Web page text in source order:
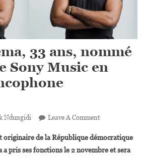
33 ans, nommé
Sony Music en
Ndungidi Leave A CommentOn
Adidiema,
33
originaire de la République démocratique
pris ses fonctions le 2 novembre et sera